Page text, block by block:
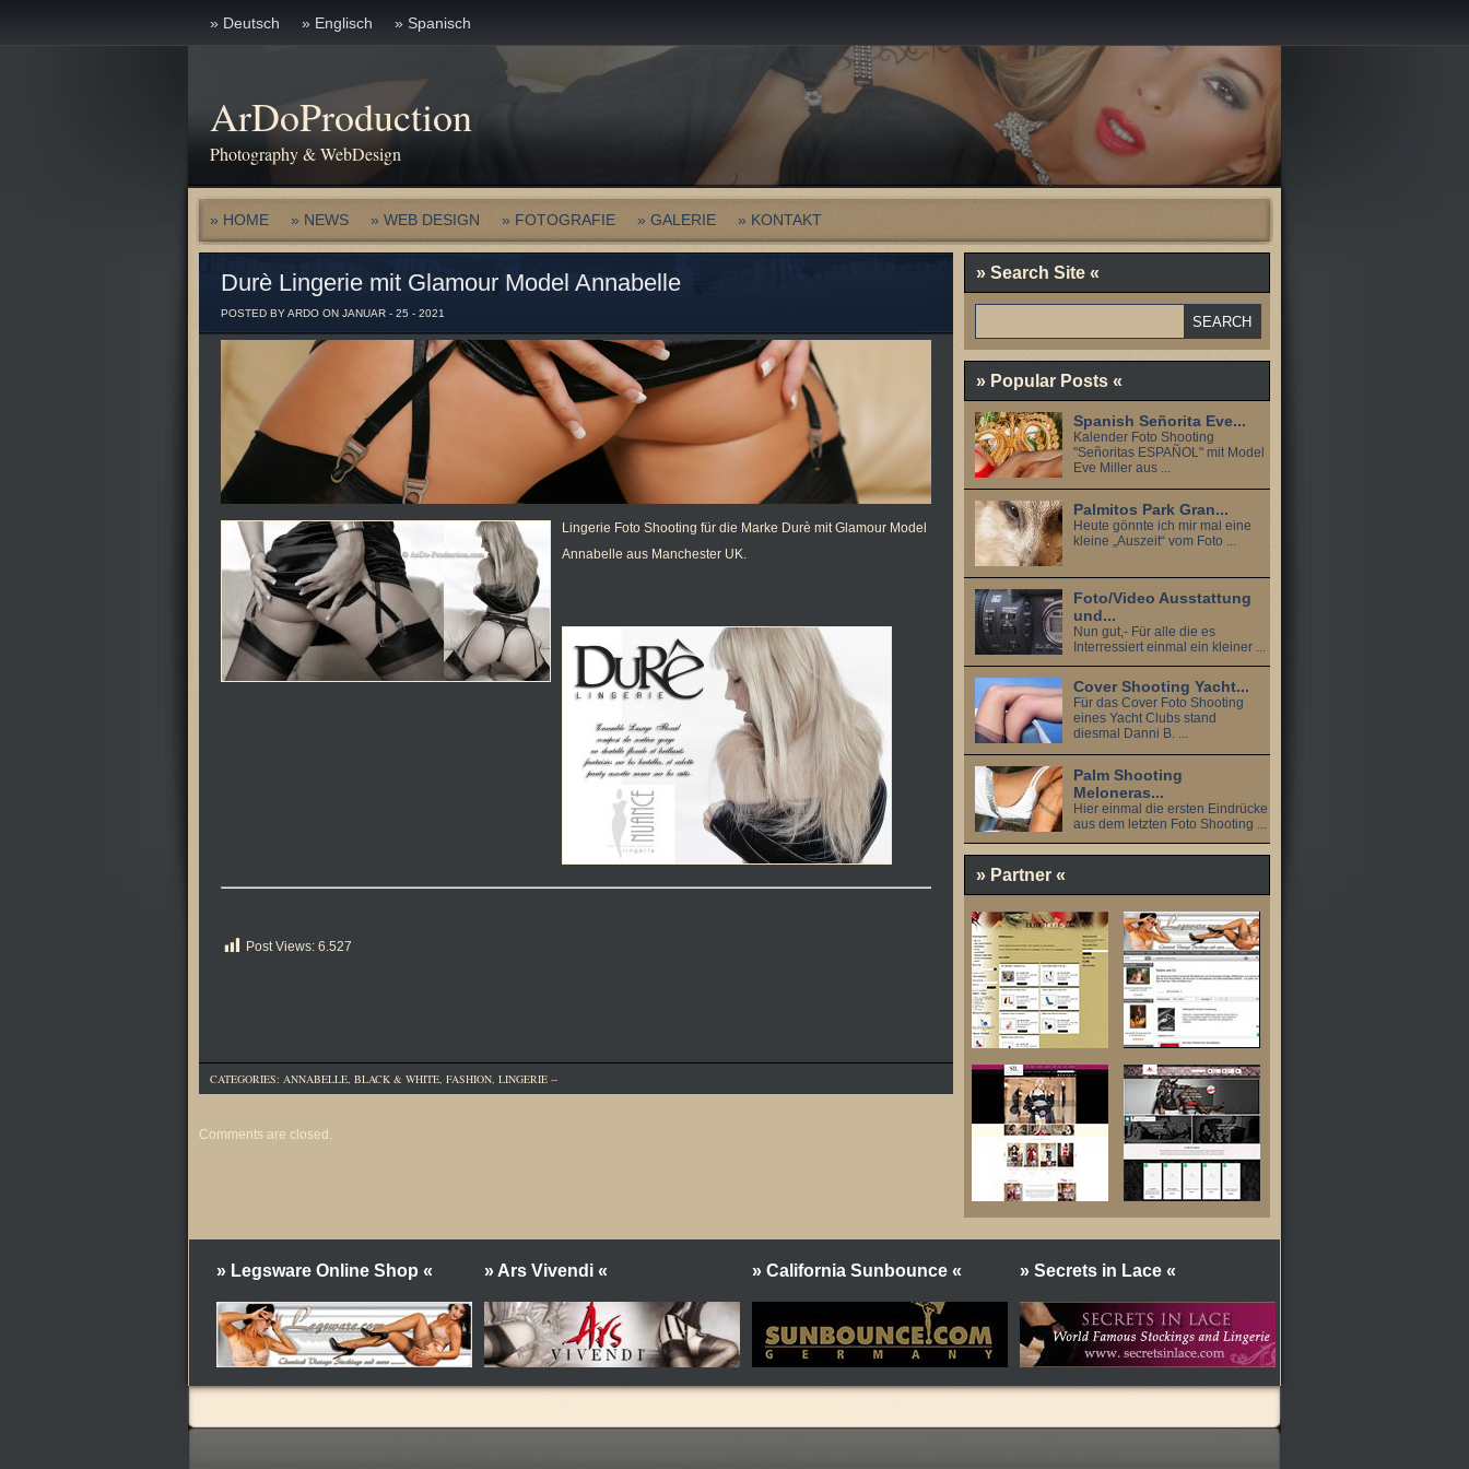
» Deutsch » Englisch » Spanisch
ArDoProduction
Photography & WebDesign
» HOME » NEWS » WEB DESIGN » FOTOGRAFIE » GALERIE » KONTAKT
Durè Lingerie mit Glamour Model Annabelle
POSTED BY ARDO ON JANUAR - 25 - 2021
Lingerie Foto Shooting für die Marke Durè mit Glamour Model
Annabelle aus Manchester UK.
Post Views: 6.527
CATEGORIES: ANNABELLE, BLACK & WHITE, FASHION, LINGERIE --
Comments are closed.
» Search Site «
» Popular Posts «
Spanish Señorita Eve...
Kalender Foto Shooting
"Señoritas ESPAÑOL" mit Model
Eve Miller aus ...
Palmitos Park Gran...
Heute gönnte ich mir mal eine
kleine „Auszeit“ vom Foto ...
Foto/Video Ausstattung
und...
Nun gut,- Für alle die es
Interressiert einmal ein kleiner ...
Cover Shooting Yacht...
Für das Cover Foto Shooting
eines Yacht Clubs stand
diesmal Danni B. ...
Palm Shooting
Meloneras...
Hier einmal die ersten Eindrücke
aus dem letzten Foto Shooting ...
» Partner «
» Legsware Online Shop « » Ars Vivendi « » California Sunbounce « » Secrets in Lace «